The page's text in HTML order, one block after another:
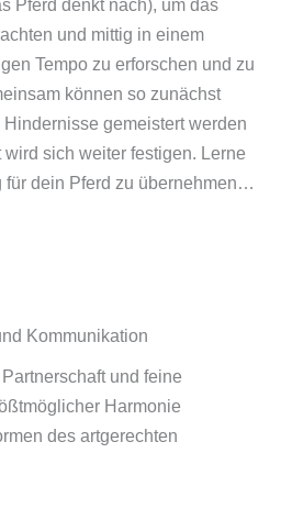
Pferd denkt nach), um das
und mittig in einem
Tempo zu erforschen und zu
können so zunächst
gemeistert werden
sich weiter festigen. Lerne
für dein Pferd zu übernehmen…
Kommunikation
und feine
Harmonie
des artgerechten